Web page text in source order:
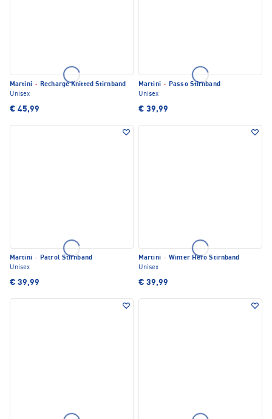
Martini · Recharge Knitted Stirnband
Unisex
€ 45,99
Martini · Passo Stirnband
Unisex
€ 39,99
Martini · Patrol Stirnband
Unisex
€ 39,99
Martini · Winter Hero Stirnband
Unisex
€ 39,99